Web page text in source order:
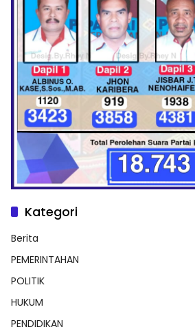
Kategori
Berita
PEMERINTAHAN
POLITIK
HUKUM
PENDIDIKAN